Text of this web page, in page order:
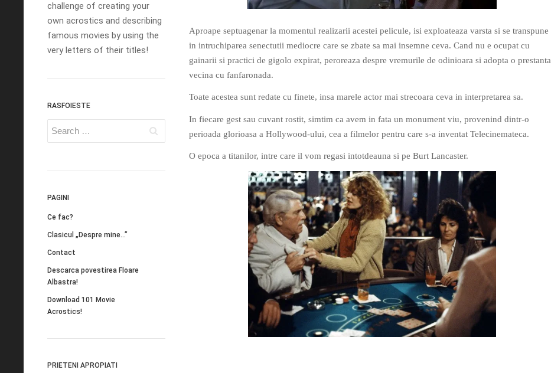
challenge of creating your
own acrostics and describing
famous movies by using the
very letters of their titles!
RASFOIESTE
PAGINI
Ce fac?
Clasicul „Despre mine…”
Contact
Descarca povestirea Floare
Albastra!
Download 101 Movie
Acrostics!
PRIETENI APROPIATI
Aproape septuagenar la momentul realizarii acestei pelicule, isi exploateaza varsta si se transpune
in intruchiparea senectutii mediocre care se zbate sa mai insemne ceva. Cand nu e ocupat cu
gainarii si practici de gigolo expirat, peroreaza despre vremurile de odinioara si adopta o prestanta
vecina cu fanfaronada.
Toate acestea sunt redate cu finete, insa marele actor mai strecoara ceva in interpretarea sa.
In fiecare gest sau cuvant rostit, simtim ca avem in fata un monument viu, provenind dintr-o
perioada glorioasa a Hollywood-ului, cea a filmelor pentru care s-a inventat Telecinemateca.
O epoca a titanilor, intre care il vom regasi intotdeauna si pe Burt Lancaster.